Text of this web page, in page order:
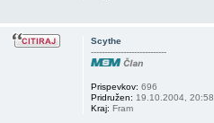
Scythe
----------------------------
Prispevkov: 696
Pridružen: 19.10.2004, 20:58
Kraj: Fram